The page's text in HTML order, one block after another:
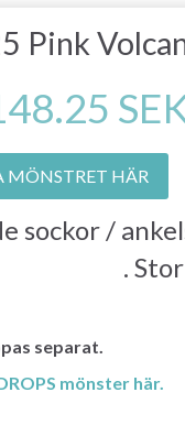
Pink
MÖNSTRET HÄR
sockor /
.
separat.
mönster här.